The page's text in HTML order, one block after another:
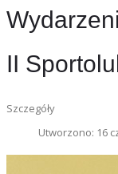
II
Szczegóły
Utworzono: 16